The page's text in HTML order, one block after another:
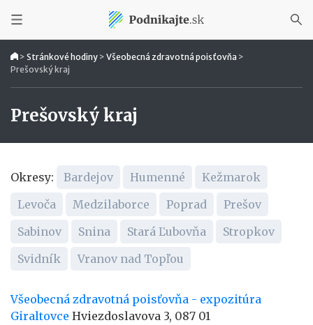
> Stránkové hodiny > Všeobecná zdravotná poisťovňa >
Prešovský kraj
Prešovský kraj
Okresy: Bardejov Humenné
Kežmarok
Levoča
Medzilaborce Poprad
Prešov
Sabinov
Snina Stará Ľubovňa
Stropkov
Svidník
Vranov nad Topľou
Všeobecná zdravotná poisťovňa - expozitúra
Giraltovce Hviezdoslavova 3, 087 01